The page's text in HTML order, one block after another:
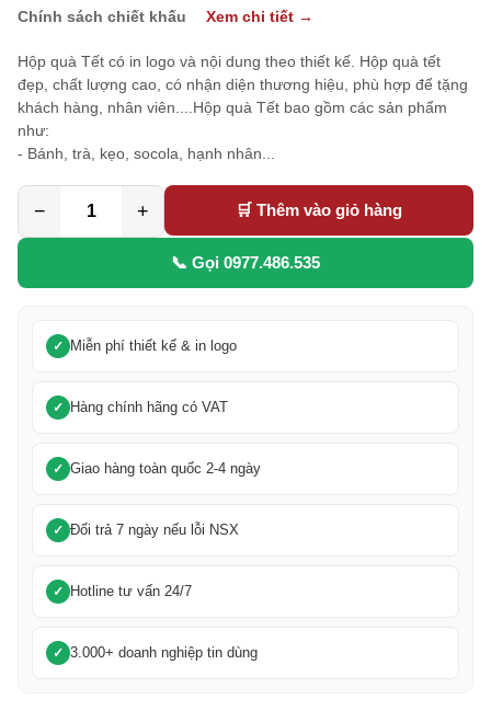
Chính sách chiết khấu
Xem chi tiết →
Hộp quà Tết có in logo và nội dung theo thiết kế. Hộp quà tết
đẹp, chất lượng cao, có nhận diện thương hiệu, phù hợp để tặng
khách hàng, nhân viên....Hộp quà Tết bao gồm các sản phẩm
như:
- Bánh, trà, kẹo, socola, hạnh nhân...
− + 🛒 Thêm vào giỏ hàng
📞 Gọi 0977.486.535
Miễn phí thiết kế & in logo
Hàng chính hãng có VAT
Giao hàng toàn quốc 2-4 ngày
Đổi trả 7 ngày nếu lỗi NSX
Hotline tư vấn 24/7
3.000+ doanh nghiệp tin dùng